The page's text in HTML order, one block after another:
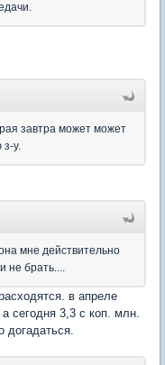
завтра может может
з-у.
мне действительно
не брать....
в апреле
сегодня 3,3 с коп. млн.
догадаться.